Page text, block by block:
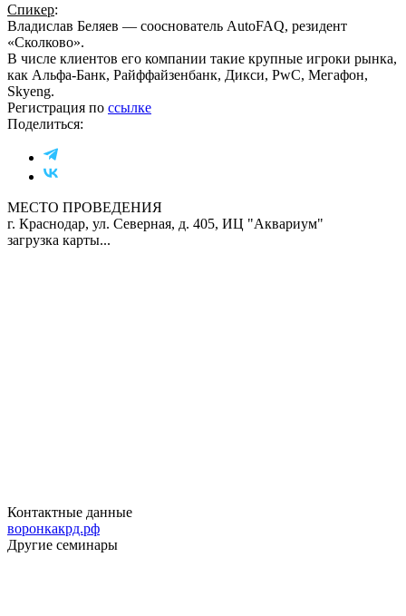
Спикер:
Владислав Беляев — сооснователь AutoFAQ, резидент
«Сколково».
В числе клиентов его компании такие крупные игроки рынка,
как Альфа-Банк, Райффайзенбанк, Дикси, PwC, Мегафон,
Skyeng.
Регистрация по ссылке
Поделиться:
МЕСТО ПРОВЕДЕНИЯ
г. Краснодар, ул. Северная, д. 405, ИЦ "Аквариум"
загрузка карты...
Контактные данные
воронкакрд.рф
Другие семинары